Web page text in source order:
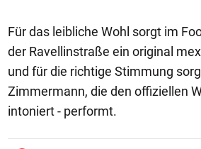
Für das leibliche Wohl sorgt im
der Ravellinstraße ein original
und für die richtige Stimmung
Zimmermann, die den offiziellen
intoniert - performt.